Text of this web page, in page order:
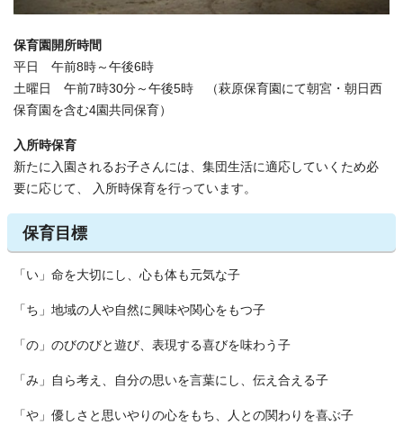
保育園開所時間
平日 午前8時～午後6時
土曜日 午前7時30分～午後5時 （萩原保育園にて朝宮・朝日西
保育園を含む4園共同保育）
入所時保育
新たに入園されるお子さんには、集団生活に適応していくため必
要に応じて、 入所時保育を行っています。
保育目標
「い」命を大切にし、心も体も元気な子
「ち」地域の人や自然に興味や関心をもつ子
「の」のびのびと遊び、表現する喜びを味わう子
「み」自ら考え、自分の思いを言葉にし、伝え合える子
「や」優しさと思いやりの心をもち、人との関わりを喜ぶ子